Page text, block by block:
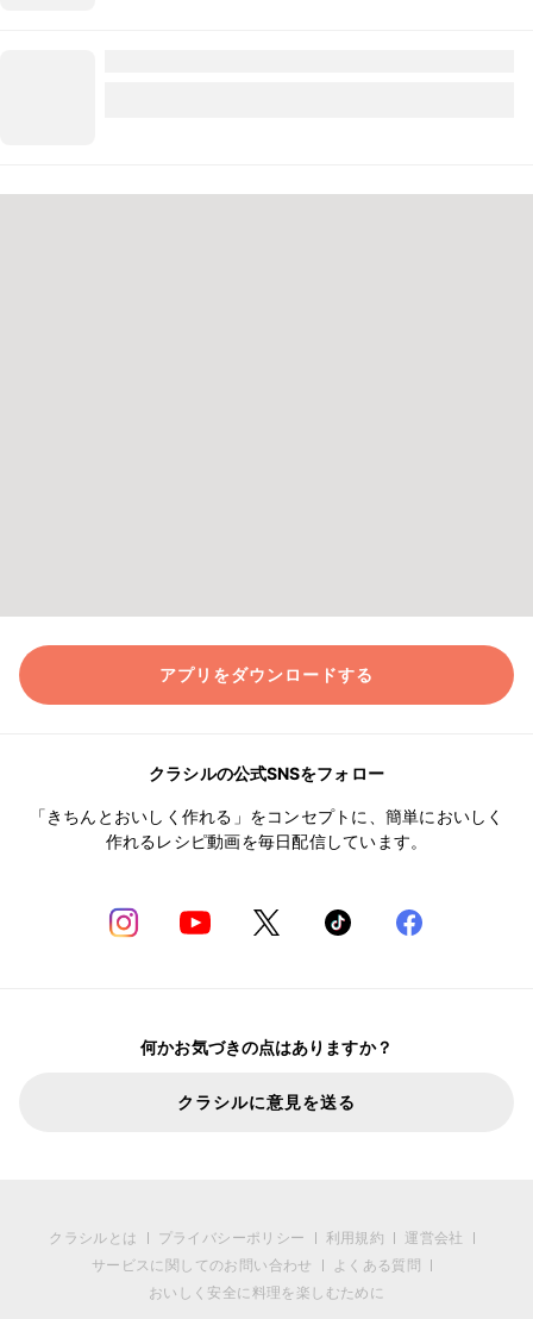
アプリをダウンロードする
クラシルの公式SNSをフォロー
「きちんとおいしく作れる」をコンセプトに、簡単においしく
作れるレシピ動画を毎日配信しています。
何かお気づきの点はありますか？
クラシルに意見を送る
クラシルとは プライバシーポリシー 利用規約
運営会社
サービスに関してのお問い合わせ
よくある質問
おいしく安全に料理を楽しむために